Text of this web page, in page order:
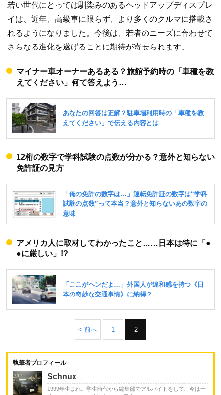
若い世代にとっては馴染みのあるヘッドアップディスプレ
イは、近年、高級車に限らず、より多くのクルマに搭載さ
れるようになりました。今後は、若者のニーズに合わせて
さらなる進化を遂げることに期待が寄せられます。
マイナー車オーナーあるある？旅館予約時の「車種を教
えてください」何て答えよう…
12桁の数字で学科試験の点数が分かる？意外と知らない
免許証の見方
アメリカ人に取材してわかったこと……日本は特に「●
●に厳しい」!?
< 前へ 1 2
執筆者プロフィール
Schnux
1999年生まれ。学生時代から編集部でアルバイトをして、今は一